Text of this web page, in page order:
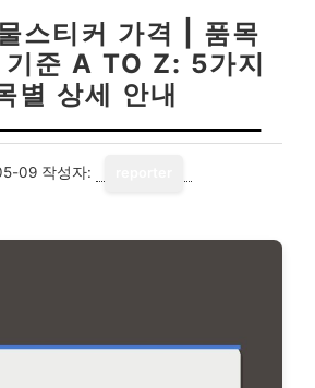
스티커 가격 | 품목
기준 A TO Z: 5가지
별 상세 안내
09 작성자: